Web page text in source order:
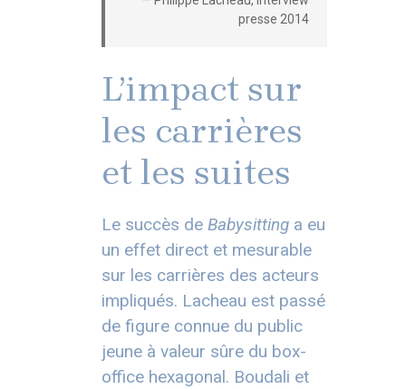
presse 2014
L’impact sur
les carrières
et les suites
Le succès de Babysittinga eu
un effet direct et mesurable
sur les carrières des acteurs
impliqués. Lacheau est passé
de figure connue du public
jeune à valeur sûre du box-
office hexagonal. Boudali et